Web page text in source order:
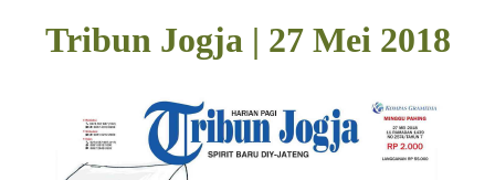
Tribun Jogja | 27 Mei 2018